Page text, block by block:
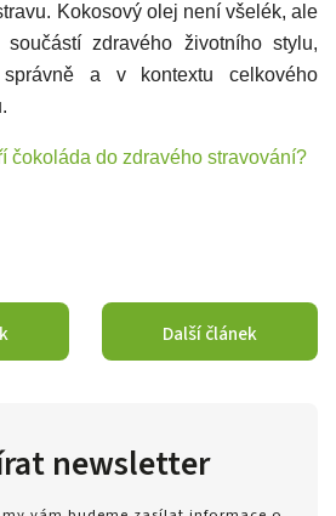
Kokosový olej není všelék, ale
zdravého životního stylu,
a v kontextu celkového
čokoláda do zdravého stravování?
Další článek
newsletter